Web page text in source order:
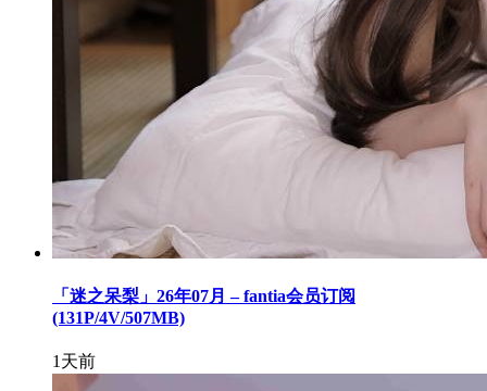
「迷之呆梨」26年07月 – fantia会员订阅
(131P/4V/507MB)
1天前